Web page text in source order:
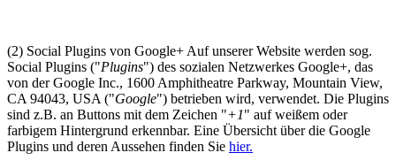
(2) Social Plugins von Google+ Auf unserer Website werden sog.
Social Plugins ("Plugins") des sozialen Netzwerkes Google+, das
von der Google Inc., 1600 Amphitheatre Parkway, Mountain View,
CA 94043, USA ("Google") betrieben wird, verwendet. Die Plugins
sind z.B. an Buttons mit dem Zeichen "+1" auf weißem oder
farbigem Hintergrund erkennbar. Eine Übersicht über die Google
Plugins und deren Aussehen finden Sie hier.